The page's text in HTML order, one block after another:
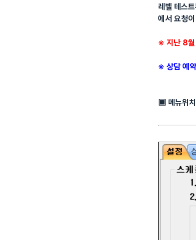
레벨 테스
에서 요청
※ 지난 8월
※ 상담 예
▣ 메뉴위